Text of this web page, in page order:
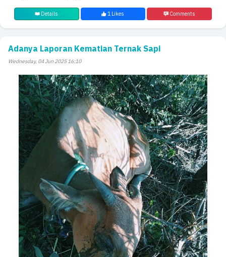
Details 1 Likes Comments
Adanya Laporan Kematian Ternak Sapi
Wednesday, 04 Jun 2025 16:10